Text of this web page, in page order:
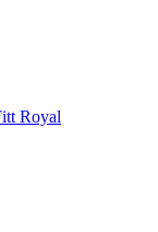
Royal